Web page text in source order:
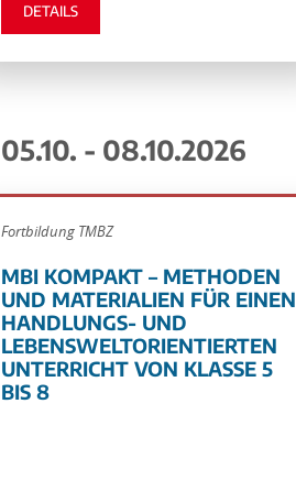
DETAILS
05.10. - 08.10.2026
Fortbildung TMBZ
MBI KOMPAKT – METHODEN
UND MATERIALIEN FÜR EINEN
HANDLUNGS- UND
LEBENSWELTORIENTIERTEN
UNTERRICHT VON KLASSE 5
BIS 8